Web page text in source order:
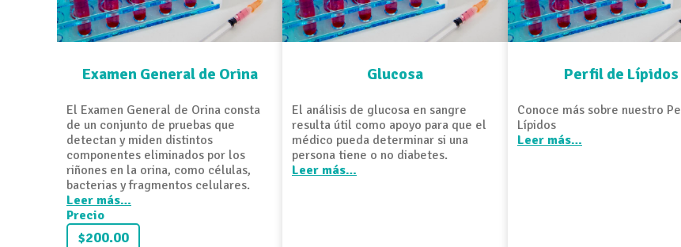
Examen General de Orina
El Examen General de Orina consta
de un conjunto de pruebas que
detectan y miden distintos
componentes eliminados por los
riñones en la orina, como células,
bacterias y fragmentos celulares.
Leer más…
Precio
$200.00
Glucosa
El análisis de glucosa en sangre
resulta útil como apoyo para que el
médico pueda determinar si una
persona tiene o no diabetes.
Leer más…
Perfil de Lípidos
Conoce más sobre nuestro
Lípidos
Leer más…